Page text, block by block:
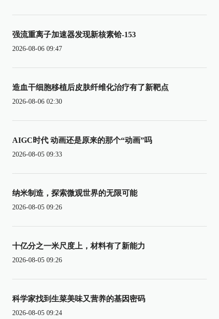
强流重离子加速器发现新核素铪-153
2026-08-06 09:47
造血干细胞移植后皮肤纤维化治疗有了新靶点
2026-08-06 02:30
AIGC时代 动画还是原来的那个“动画”吗
2026-08-05 09:33
纳米制造，探索微观世界的无限可能
2026-08-05 09:26
十亿分之一米尺度上，材料有了新能力
2026-08-05 09:26
科学家找到生菜美味又营养的基因密码
2026-08-05 09:24